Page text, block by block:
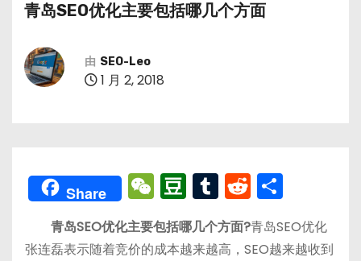
青岛SEO优化主要包括哪几个方面
由 SEO-Leo
1 月 2, 2018
Share W
e
C
D
o
u
T
u
m
R
e
d
享
青岛SEO优化主要包括哪几个方面?青岛SEO优化
张连磊表示随着竞价的成本越来越高，SEO越来越收到